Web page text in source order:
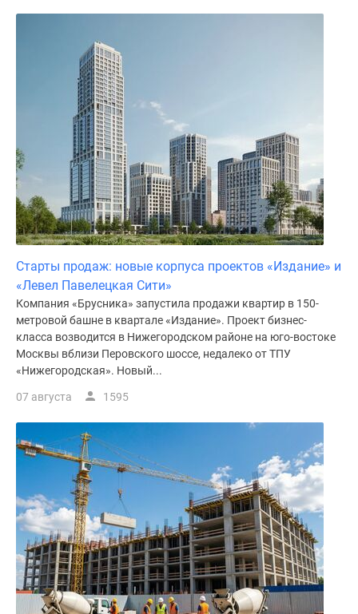
Дома
Москве
Готовые
коттеджные
поселки
Строящиеся
коттеджные
поселки
Коттеджные
поселки
лесу
Коттеджные
поселки
Коттеджные
поселки
ипотеку
Бизнес-
центры
Коттеджи
Скидки
акции
Старты продаж: новые корпуса проектов «Издание» и
«Левел Павелецкая Сити»
Компания «Брусника» запустила продажи квартир в 150-
метровой башне в квартале «Издание». Проект бизнес-
класса возводится в Нижегородском районе на юго-востоке
Москвы вблизи Перовского шоссе, недалеко от ТПУ
«Нижегородская». Новый...
07 августа 1595